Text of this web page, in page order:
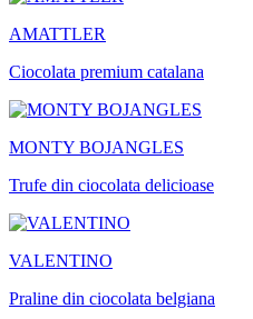
AMATTLER
Ciocolata premium catalana
MONTY BOJANGLES
Trufe din ciocolata delicioase
VALENTINO
Praline din ciocolata belgiana